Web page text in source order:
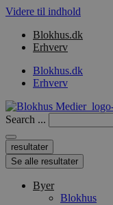
Videre til indhold
Blokhus.dk
Erhverv
Blokhus.dk
Erhverv
Search ...
resultater
Se alle resultater
Byer
Blokhus